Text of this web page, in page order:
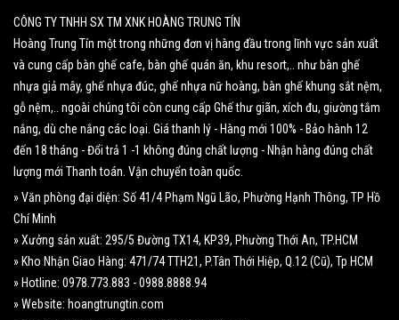
CÔNG TY TNHH SX TM XNK HOÀNG TRUNG TÍN
Hoàng Trung Tín một trong những đơn vị hàng đầu trong lĩnh vực sản xuất
và cung cấp bàn ghế cafe, bàn ghế quán ăn, khu resort,.. như bàn ghế
nhựa giả mây, ghế nhựa đúc, ghế nhựa nữ hoàng, bàn ghế khung sắt nệm,
gỗ nệm,.. ngoài chúng tôi còn cung cấp Ghế thư giãn, xích đu, giường tắm
nắng, dù che nắng các loại. Giá thanh lý - Hàng mới 100% - Bảo hành 12
đến 18 tháng - Đổi trả 1 -1 không đúng chất lượng - Nhận hàng đúng chất
lượng mới Thanh toán. Vận chuyển toàn quốc.
» Văn phòng đại diện: Số 41/4 Phạm Ngũ Lão, Phường Hạnh Thông, TP Hồ
Chí Minh
» Xưởng sản xuất: 295/5 Đường TX14, KP39, Phường Thới An, TP.HCM
» Kho Nhận Giao Hàng: 471/74 TTH21, P.Tân Thới Hiệp, Q.12 (Cũ), Tp HCM
» Hotline: 0978.773.883 - 0988.8888.94
» Website: hoangtrungtin.com